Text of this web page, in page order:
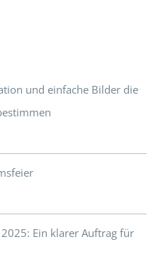
und einfache Bilder die
Ein klarer Auftrag für